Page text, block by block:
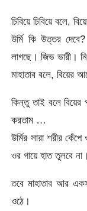
চিবিয়ে চিবিয়ে বলে,
উর্মি কি উত্তর
লাগছে। জিভ ভারী।
মাহাতাব বলে, বিয়ের
কিন্তু তাই বলে
করতাম …
উর্মির সারা শরীর
ওর গায়ে হাত তুলবে না।
তবে মাহাতাব আর
ওঠে।